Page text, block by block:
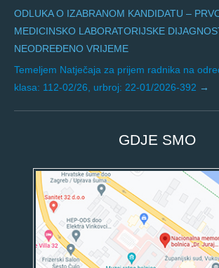
ODLUKA O IZABRANOM KANDIDATU –
MEDICINSKO LABORATORIJSKE
NEODREĐENO VRIJEME
Temeljem Natječaja za prijem radnika na
klasa: 112-02/26, urbroj: 22-01/2026-392
GDJE SMO